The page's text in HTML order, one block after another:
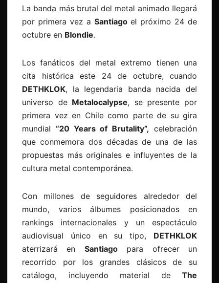
La banda más brutal del metal animado llegará
por primera vez a Santiagoel próximo 24 de
octubre en Blondie.
Los fanáticos del metal extremo tienen una
cita histórica este 24 de octubre, cuando
DETHKLOK, la legendaria banda nacida del
universo de Metalocalypse, se presente por
primera vez en Chile como parte de su gira
mundial “20 Years of Brutality”, celebración
que conmemora dos décadas de una de las
propuestas más originales e influyentes de la
cultura metal contemporánea.
Con millones de seguidores alrededor del
mundo, varios álbumes posicionados en
rankings internacionales y un espectáculo
audiovisual único en su tipo, DETHKLOK
aterrizará en Santiagopara ofrecer un
recorrido por los grandes clásicos de su
catálogo, incluyendo material de The